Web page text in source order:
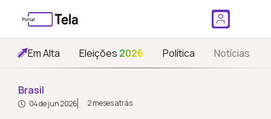
Em Alta Eleições 2026 Política Notícias
Brasil
04 de jun 2026 2 meses atrás